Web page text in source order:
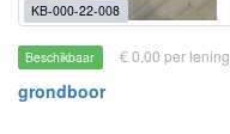
KB-000-22-008
Beschikbaar € 0.00 per lening
grondboor